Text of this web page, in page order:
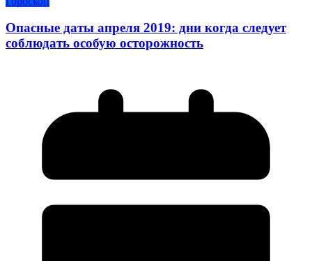
Опасные даты апреля 2019: дни когда следует
соблюдать особую осторожность